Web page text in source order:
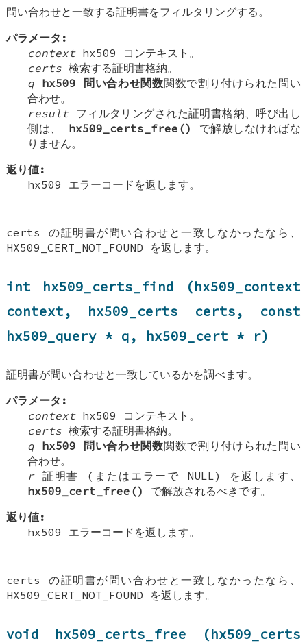
問い合わせと一致する証明書をフィルタリングする。
パラメータ:
contexthx509 コンテキスト。
certs 検索する証明書格納。
q hx509 問い合わせ関数関数で割り付けられた問い
合わせ。
resultフィルタリングされた証明書格納、呼び出し
側は、 hx509_certs_free()
で解放しなければな
りません。
返り値:
hx509 エラーコードを返します。
certs の証明書が問い合わせと一致しなかったなら、
HX509_CERT_NOT_FOUND を返します。
int hx509_certs_find (hx509_context
context, hx509_certs certs, const
hx509_query * q, hx509_cert * r)
証明書が問い合わせと一致しているかを調べます。
パラメータ:
contexthx509 コンテキスト。
certs 検索する証明書格納。
q hx509 問い合わせ関数関数で割り付けられた問い
合わせ。
r証明書 (またはエラーで NULL) を返します、
hx509_cert_free()
で解放されるべきです。
返り値:
hx509 エラーコードを返します。
certs の証明書が問い合わせと一致しなかったなら、
HX509_CERT_NOT_FOUND を返します。
void hx509_certs_free (hx509_certs